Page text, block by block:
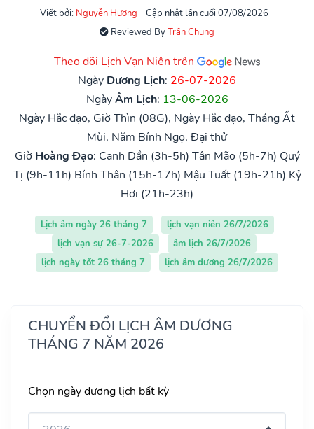
Viết bởi: Nguyễn Hương
Cập nhật lần cuối 07/08/2026
Reviewed ByTrần Chung
Theo dõi Lịch Vạn Niên trên
Ngày Dương Lịch: 26-07-2026
NgàyÂm Lịch: 13-06-2026
Ngày Hắc đạo, Giờ Thìn (08G), Ngày Hắc đạo, Tháng Ất
Mùi, Năm Bính Ngọ, Đại thử
Giờ Hoàng Đạo: Canh Dần (3h-5h) Tân Mão (5h-7h) Quý
Tị (9h-11h) Bính Thân (15h-17h) Mậu Tuất (19h-21h) Kỷ
Hợi (21h-23h)
Lịch âm ngày 26 tháng 7
lịch vạn niên 26/7/2026
lịch vạn sự 26-7-2026
âm lịch 26/7/2026
lịch ngày tốt 26 tháng 7
lịch âm dương 26/7/2026
CHUYỂN ĐỔI LỊCH ÂM DƯƠNG
THÁNG 7 NĂM 2026
Chọn ngày dương lịch bất kỳ